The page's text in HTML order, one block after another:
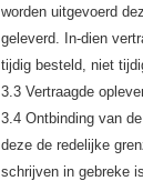
worden uitgevoerd
geleverd. In-dien
tijdig besteld, niet
3.3 Vertraagde
3.4 Ontbinding van
deze de redelijke
schrijven in gebreke